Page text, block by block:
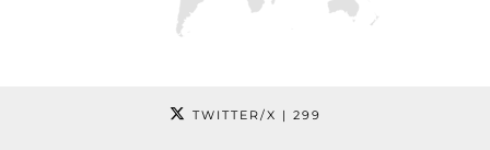
TWITTER/X | 299